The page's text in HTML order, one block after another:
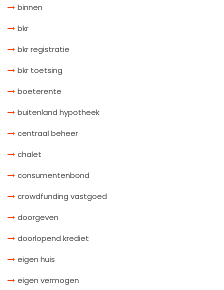
binnen
bkr
bkr registratie
bkr toetsing
boeterente
buitenland hypotheek
centraal beheer
chalet
consumentenbond
crowdfunding vastgoed
doorgeven
doorlopend krediet
eigen huis
eigen vermogen